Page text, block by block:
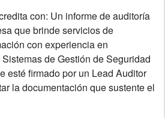
con: Un informe de auditoría
que brinde servicios de
con experiencia en
de Gestión de Seguridad
esté firmado por un Lead Auditor
la documentación que sustente el